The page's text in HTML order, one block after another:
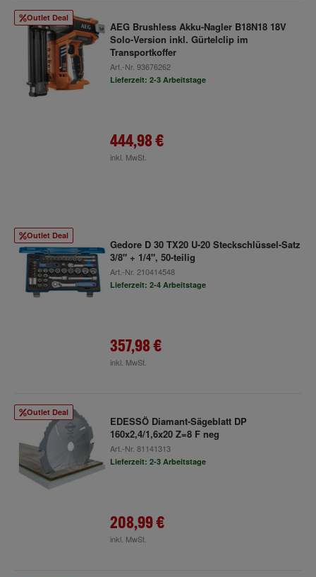
Outlet Deal
AEG Brushless Akku-Nagler B18N18 18V
Solo-Version inkl. Gürtelclip im
Transportkoffer
Art.-Nr. 93676262
Lieferzeit: 2-3 Arbeitstage
444,98 €
inkl. MwSt.
Outlet Deal
Gedore D 30 TX20 U-20 Steckschlüssel-Satz
3/8" + 1/4", 50-teilig
Art.-Nr. 210414548
Lieferzeit: 2-4 Arbeitstage
357,98 €
inkl. MwSt.
Outlet Deal
EDESSÖ Diamant-Sägeblatt DP
160x2,4/1,6x20 Z=8 F neg
Art.-Nr. 81141313
Lieferzeit: 2-3 Arbeitstage
208,99 €
inkl. MwSt.